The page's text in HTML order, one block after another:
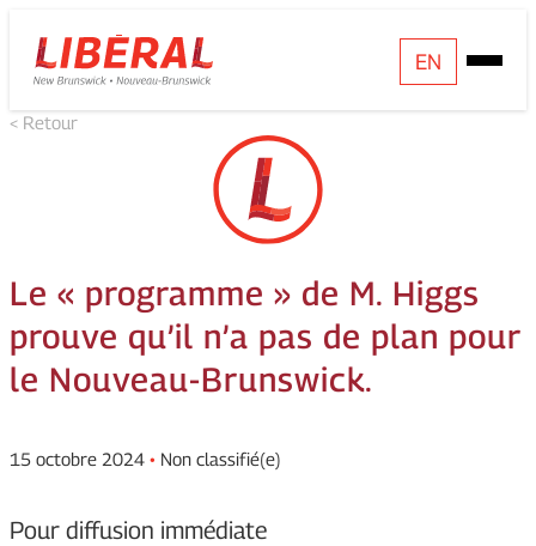
Skip
to
content
Homepage
Link
EN
Open
Mobile
< Retour
Le « programme » de M. Higgs
prouve qu’il n’a pas de plan pour
le Nouveau-Brunswick.
15 octobre 2024 • Non classifié(e)
Pour diffusion immédiate